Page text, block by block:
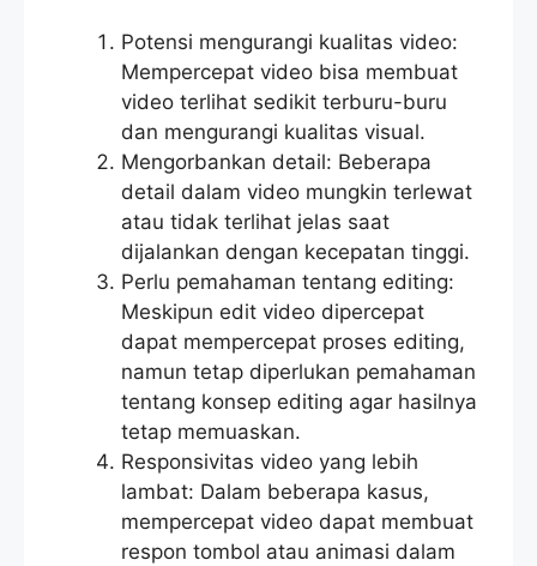
Potensi mengurangi kualitas video:
Mempercepat video bisa membuat
video terlihat sedikit terburu-buru
dan mengurangi kualitas visual.
Mengorbankan detail: Beberapa
detail dalam video mungkin terlewat
atau tidak terlihat jelas saat
dijalankan dengan kecepatan tinggi.
Perlu pemahaman tentang editing:
Meskipun edit video dipercepat
dapat mempercepat proses editing,
namun tetap diperlukan pemahaman
tentang konsep editing agar hasilnya
tetap memuaskan.
Responsivitas video yang lebih
lambat: Dalam beberapa kasus,
mempercepat video dapat membuat
respon tombol atau animasi dalam